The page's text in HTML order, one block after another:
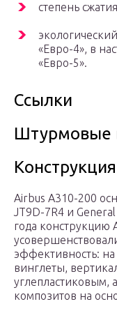
степень
«Евро-4», в
«Евро-5».
Ссылки
Штурмовые
Конструкция
Airbus A310-200
JT9D-7R4 и
года конструкцию
эффективность:
винглеты,
углепластиковым,
композитов на